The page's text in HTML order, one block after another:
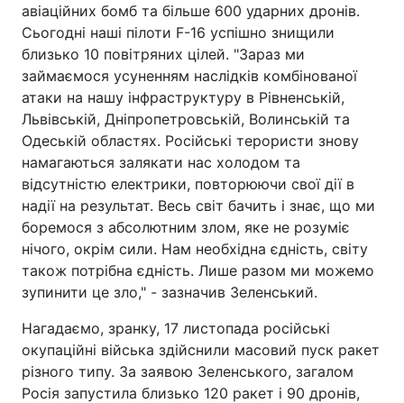
авіаційних бомб та більше 600 ударних дронів.
Сьогодні наші пілоти F-16 успішно знищили
близько 10 повітряних цілей. "Зараз ми
займаємося усуненням наслідків комбінованої
атаки на нашу інфраструктуру в Рівненській,
Львівській, Дніпропетровській, Волинській та
Одеській областях. Російські терористи знову
намагаються залякати нас холодом та
відсутністю електрики, повторюючи свої дії в
надії на результат. Весь світ бачить і знає, що ми
боремося з абсолютним злом, яке не розуміє
нічого, окрім сили. Нам необхідна єдність, світу
також потрібна єдність. Лише разом ми можемо
зупинити це зло," - зазначив Зеленський.
Нагадаємо, зранку, 17 листопада російські
окупаційні війська здійснили масовий пуск ракет
різного типу. За заявою Зеленського, загалом
Росія запустила близько 120 ракет і 90 дронів,